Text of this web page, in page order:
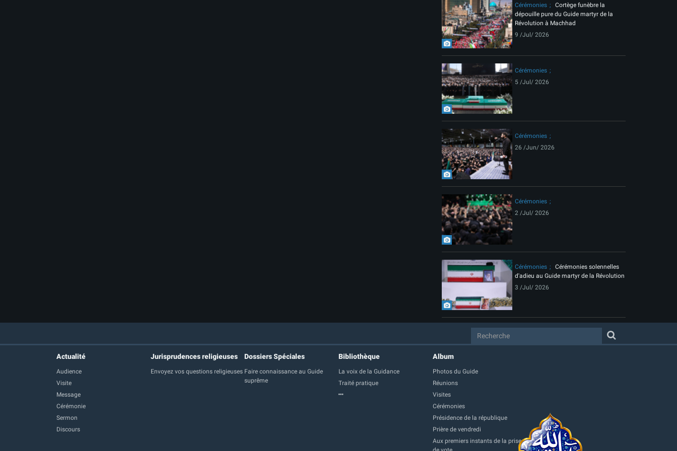
Cérémonies
Cortège funèbre la
dépouille pure du Guide martyr de la
Révolution à Machhad
9 /Jul/ 2026
Cérémonies
5 /Jul/ 2026
Cérémonies
26 /Jun/ 2026
Cérémonies
2 /Jul/ 2026
Cérémonies
Cérémonies solennelles
d'adieu au Guide martyr de la Révolution
3 /Jul/ 2026
Actualité
Audience
Visite
Message
Cérémonie
Sermon
Discours
Jurisprudences religieuses
Envoyez vos questions religieuses
Dossiers Spéciales
Faire connaissance au Guide
suprême
Bibliothèque
La voix de la Guidance
Traité pratique
Album
Photos du Guide
Réunions
Visites
Cérémonies
Présidence de la république
Prière de vendredi
Aux premiers instants de la prise